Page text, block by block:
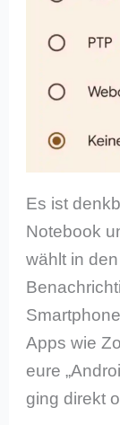
Es ist
Notebook
wählt in
Apps wie
eure
ging direkt